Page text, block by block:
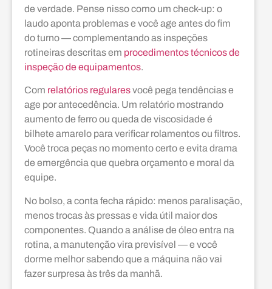
de verdade. Pense nisso como um check-up: o
laudo aponta problemas e você age antes do fim
do turno — complementando as inspeções
rotineiras descritas em procedimentos técnicos de
inspeção de equipamentos.
Com relatórios regularesvocê pega tendências e
age por antecedência. Um relatório mostrando
aumento de ferro ou queda de viscosidade é
bilhete amarelo para verificar rolamentos ou filtros.
Você troca peças no momento certo e evita drama
de emergência que quebra orçamento e moral da
equipe.
No bolso, a conta fecha rápido: menos paralisação,
menos trocas às pressas e vida útil maior dos
componentes. Quando a análise de óleo entra na
rotina, a manutenção vira previsível — e você
dorme melhor sabendo que a máquina não vai
fazer surpresa às três da manhã.